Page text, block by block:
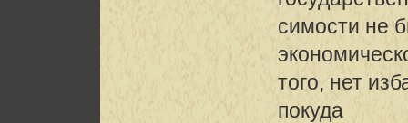
симости не
того, нет
покуда